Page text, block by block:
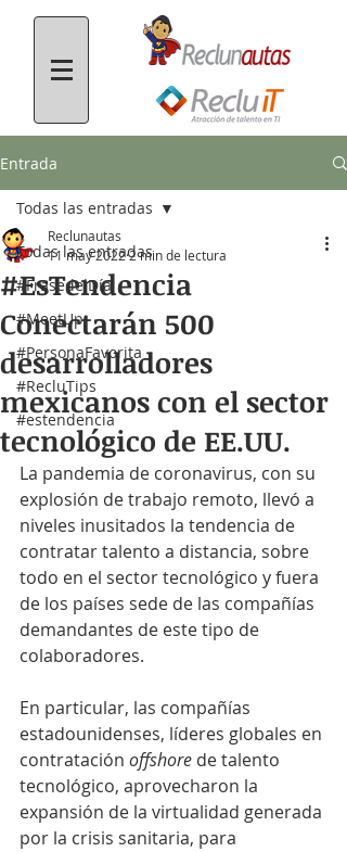
Entrada
Todas las entradas
#FrasedelDía
#MeetUp
#PersonaFavorita
#RecluTips
#estendencia
Todas las entradas
#EsTendencia
Conectarán 500
desarrolladores
mexicanos con el sector
tecnológico de EE.UU.
Reclunautas
11 may 20222 min de lectura
La pandemia de coronavirus, con su
explosión de trabajo remoto, llevó a
niveles inusitados la tendencia de
contratar talento a distancia, sobre
todo en el sector tecnológico y fuera
de los países sede de las compañías
demandantes de este tipo de
colaboradores.
En particular, las compañías
estadounidenses, líderes globales en
contratación offshore de talento
tecnológico, aprovecharon la
expansión de la virtualidad generada
por la crisis sanitaria, para